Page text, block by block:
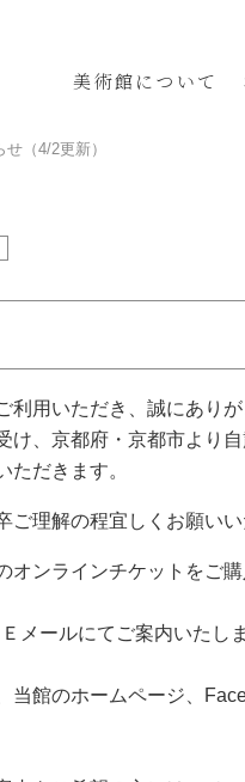
美術館について
（4/2更新）
利用いただき、誠にあり
け、京都府・京都市より
ただきます。
理解の程宜しくお願いい
ンラインチケットをご
メールにてご案内いたしま
当館のホームページ、